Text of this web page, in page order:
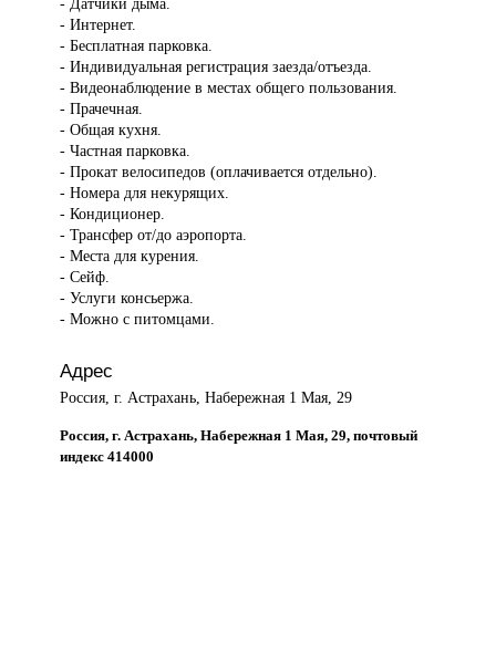
- Датчики дыма.
- Интернет.
- Бесплатная парковка.
- Индивидуальная регистрация заезда/отъезда.
- Видеонаблюдение в местах общего пользования.
- Прачечная.
- Общая кухня.
- Частная парковка.
- Прокат велосипедов (оплачивается отдельно).
- Номера для некурящих.
- Кондиционер.
- Трансфер от/до аэропорта.
- Места для курения.
- Сейф.
- Услуги консьержа.
- Можно с питомцами.
Адрес
Россия, г. Астрахань, Набережная 1 Мая, 29
Россия, г. Астрахань, Набережная 1 Мая, 29, почтовый
индекс 414000